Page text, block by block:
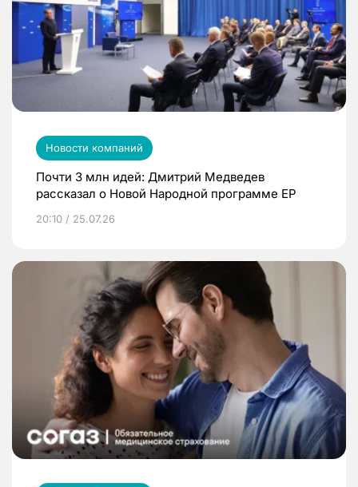
Новости компаний
Почти 3 млн идей: Дмитрий Медведев
рассказал о Новой Народной программе ЕР
20:10 / 25.07.26